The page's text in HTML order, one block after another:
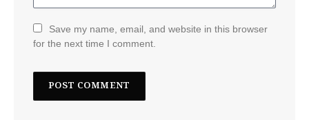
Save my name, email, and website in this browser
for the next time I comment.